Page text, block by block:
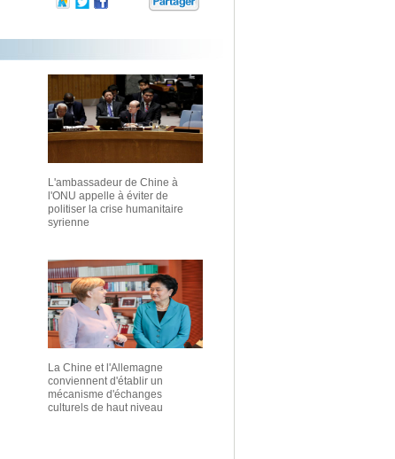
L'ambassadeur de Chine à
l'ONU appelle à éviter de
politiser la crise humanitaire
syrienne
La Chine et l'Allemagne
conviennent d'établir un
mécanisme d'échanges
culturels de haut niveau